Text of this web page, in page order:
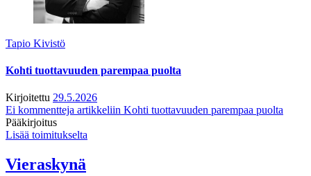
Tapio Kivistö
Kohti tuottavuuden parempaa puolta
Kirjoitettu 29.5.2026
Ei kommentteja artikkeliin Kohti tuottavuuden parempaa puolta
Pääkirjoitus
Lisää toimitukselta
Vieraskynä